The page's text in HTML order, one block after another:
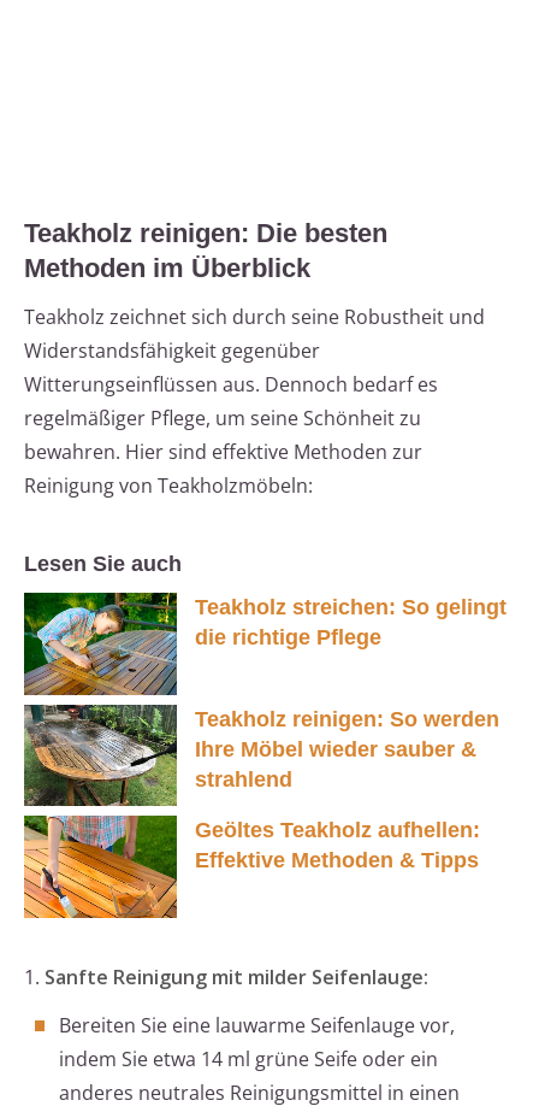
Teakholz reinigen: Die besten
Methoden im Überblick
Teakholz zeichnet sich durch seine Robustheit und
Widerstandsfähigkeit gegenüber
Witterungseinflüssen aus. Dennoch bedarf es
regelmäßiger Pflege, um seine Schönheit zu
bewahren. Hier sind effektive Methoden zur
Reinigung von Teakholzmöbeln:
Lesen Sie auch
Teakholz streichen: So gelingt
die richtige Pflege
Teakholz reinigen: So werden
Ihre Möbel wieder sauber &
strahlend
Geöltes Teakholz aufhellen:
Effektive Methoden & Tipps
1. Sanfte Reinigung mit milder Seifenlauge:
Bereiten Sie eine lauwarme Seifenlauge vor,
indem Sie etwa 14 ml grüne Seife oder ein
anderes neutrales Reinigungsmittel in einen